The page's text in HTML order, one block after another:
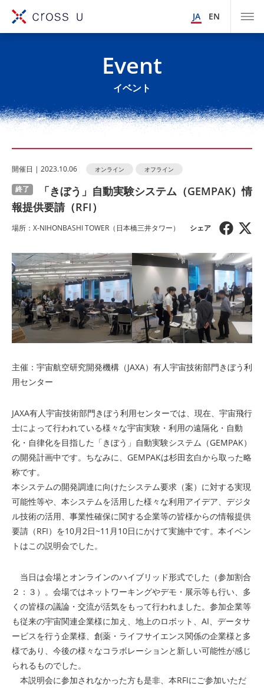
JA EN
Event
イベント
開催⽇ | 2023.10.06 オンライン オフライン
終了
「きぼう」自動実験システム（GEMPAK）情
報提供要請（RFI）
場所：X-NIHONBASHI TOWER（日本橋三井タワー）
主催：宇宙航空研究開発機構（JAXA）有人宇宙技術部門きぼう利
用センター
JAXA有人宇宙技術部門きぼう利用センターでは、現在、宇宙飛行
士によって行われている様々な宇宙実験・利用の遠隔化・自動
化・自律化を目指した「きぼう」自動実験システム（GEMPAK）
の開発計画中です。ちなみに、GEMPAKは杉田玄白から取った略
称です。
本システムの開発調達に向けたシステム要求（案）に対する実現
可能性等や、本システムを活用した様々な利用アイデア、デジタ
ル技術の活用、事業性確保に関する企業等の皆様からの情報提供
要請（RFI）を10月2日~11月10日にかけて実施中です。本イベン
トはこの説明会でした。
当日は会場とオンラインのハイブリッド形式でした（参加割合
２：３）。会場ではネットワーキングやデモ・展示等も行い、多
くの皆様の議論・交流が活気をもって行われました。参加企業等
も従来の宇宙関連企業様に加え、地上のロボット、AI、データサ
ービスを行う企業様、創薬・ライフサイエンス関係の企業様と多
様であり、今後の様々なコラボレーションと新しい可能性が感じ
られるものでした。
本説明会に参加されなかった方も是非、本RFIにご参加いただ